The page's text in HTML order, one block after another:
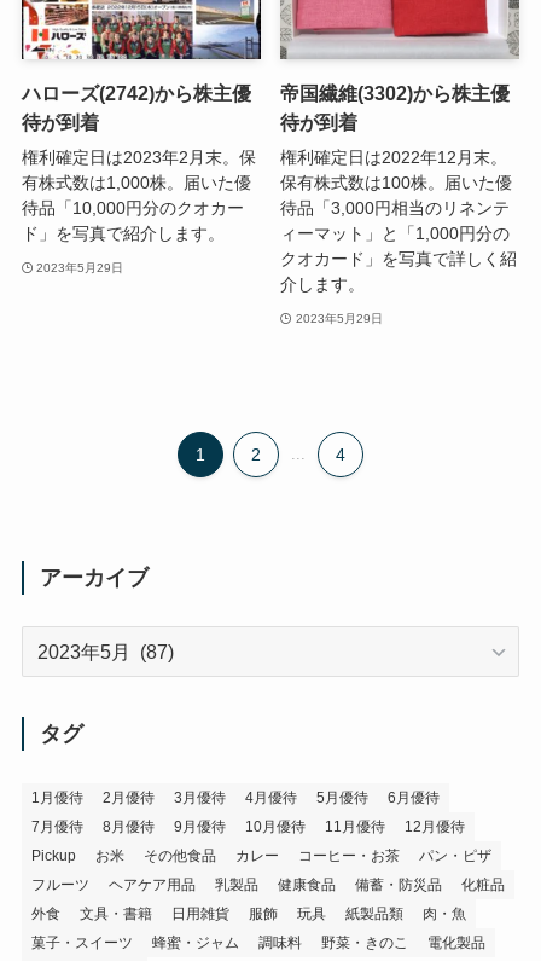
ハローズ(2742)から株主優
待が到着
権利確定日は2023年2月末。保
有株式数は1,000株。届いた優
待品「10,000円分のクオカー
ド」を写真で紹介します。
2023年5月29日
帝国繊維(3302)から株主優
待が到着
権利確定日は2022年12月末。
保有株式数は100株。届いた優
待品「3,000円相当のリネンテ
ィーマット」と「1,000円分の
クオカード」を写真で詳しく紹
介します。
2023年5月29日
1 2 ... 4
アーカイブ
タグ
1月優待 2月優待 3月優待 4月優待 5月優待
6月優待
7月優待
8月優待 9月優待 10月優待 11月優待
12月優待
Pickup
お米 その他食品 カレー コーヒー・お茶
パン・ピザ
フルーツ
ヘアケア用品 乳製品 健康食品 備蓄・防災品
化粧品
外食
文具・書籍 日用雑貨 服飾 玩具 紙製品類
肉・魚
菓子・スイーツ
蜂蜜・ジャム 調味料 野菜・きのこ
電化製品